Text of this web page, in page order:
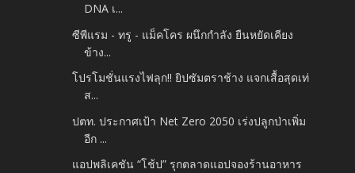
DNA เ...
ซีพีแรม - ทรู - แม็คโคร ผนึกกำลัง ยืนหยัดเคียง
ข้าง...
โปรโมชั่นแรงไฟลุก!! ยิปซัมตราช้าง แจกเสื้อสุดเท่
ส...
ปตท. ประกาศเป้า Net Zero 2050 เร่งปลูกป่าเพิ่ม
อีก ...
แอปพลิเคชัน “โช้ป” รุกตลาดแอปจองร้านอาหาร